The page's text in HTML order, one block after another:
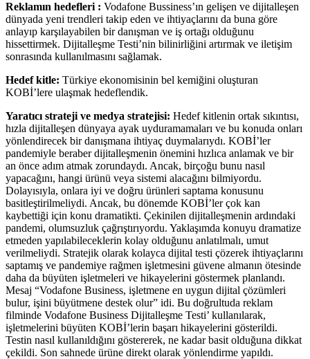
Reklamın hedefleri : Vodafone Bussiness’ın gelişen ve dijitalleşen
dünyada yeni trendleri takip eden ve ihtiyaçlarını da buna göre
anlayıp karşılayabilen bir danışman ve iş ortağı olduğunu
hissettirmek. Dijitalleşme Testi’nin bilinirliğini artırmak ve iletişim
sonrasında kullanılmasını sağlamak.
Hedef kitle: Türkiye ekonomisinin bel kemiğini oluşturan
KOBİ’lere ulaşmak hedeflendik.
Yaratıcı strateji ve medya stratejisi: Hedef kitlenin ortak sıkıntısı,
hızla dijitalleşen dünyaya ayak uyduramamaları ve bu konuda onları
yönlendirecek bir danışmana ihtiyaç duymalarıydı. KOBİ’ler
pandemiyle beraber dijitalleşmenin önemini hızlıca anlamak ve bir
an önce adım atmak zorundaydı. Ancak, birçoğu bunu nasıl
yapacağını, hangi ürünü veya sistemi alacağını bilmiyordu.
Dolayısıyla, onlara iyi ve doğru ürünleri saptama konusunu
basitleştirilmeliydi. Ancak, bu dönemde KOBİ’ler çok kan
kaybettiği için konu dramatikti. Çekinilen dijitalleşmenin ardındaki
pandemi, olumsuzluk çağrıştırıyordu. Yaklaşımda konuyu dramatize
etmeden yapılabileceklerin kolay olduğunu anlatılmalı, umut
verilmeliydi. Stratejik olarak kolayca dijital testi çözerek ihtiyaçlarını
saptamış ve pandemiye rağmen işletmesini güvene almanın ötesinde
daha da büyüten işletmeleri ve hikayelerini göstermek planlandı.
Mesaj “Vodafone Business, işletmene en uygun dijital çözümleri
bulur, işini büyütmene destek olur” idi. Bu doğrultuda reklam
filminde Vodafone Business Dijitalleşme Testi’ kullanılarak,
işletmelerini büyüten KOBİ’lerin başarı hikayelerini gösterildi.
Testin nasıl kullanıldığını göstererek, ne kadar basit olduğuna dikkat
çekildi. Son sahnede ürüne direkt olarak yönlendirme yapıldı.